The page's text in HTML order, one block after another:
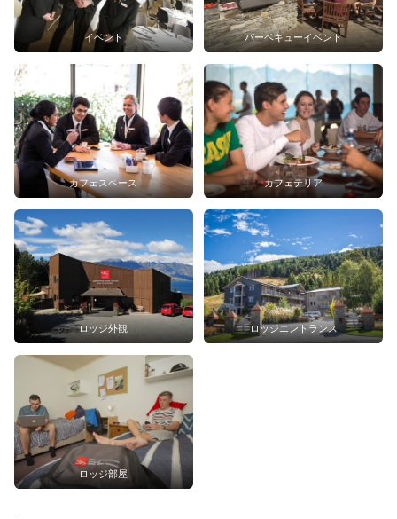
イベント バーベキューイベント
カフェスペース カフェテリア
ロッジ外観 ロッジエントランス
ロッジ部屋
.